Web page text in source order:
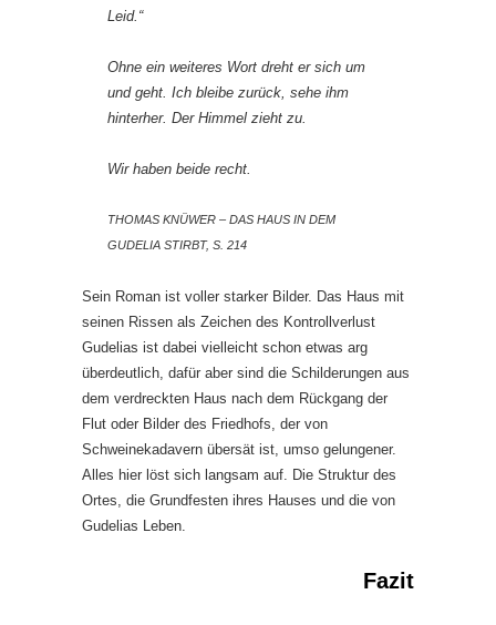
Leid.“
Ohne ein weiteres Wort dreht er sich um
und geht. Ich bleibe zurück, sehe ihm
hinterher. Der Himmel zieht zu.
Wir haben beide recht.
THOMAS KNÜWER – DAS HAUS IN DEM
GUDELIA STIRBT, S. 214
Sein Roman ist voller starker Bilder. Das Haus mit
seinen Rissen als Zeichen des Kontrollverlust
Gudelias ist dabei vielleicht schon etwas arg
überdeutlich, dafür aber sind die Schilderungen aus
dem verdreckten Haus nach dem Rückgang der
Flut oder Bilder des Friedhofs, der von
Schweinekadavern übersät ist, umso gelungener.
Alles hier löst sich langsam auf. Die Struktur des
Ortes, die Grundfesten ihres Hauses und die von
Gudelias Leben.
Fazit